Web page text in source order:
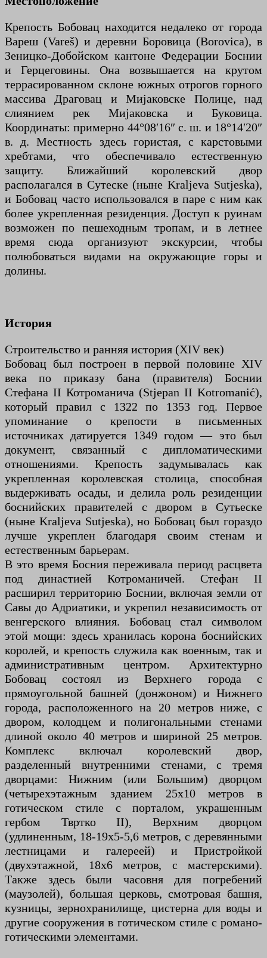
Крепость Бобовац находится недалеко от города
Вареш (Vareš) и деревни Боровица (Borovica), в
Зеницко-Добойском кантоне Федерации Боснии
и Герцеговины. Она возвышается на крутом
террасированном склоне южных отрогов горного
массива Драговац и Мијаковске Полице, над
слиянием рек Мијаковска и Буковица.
Координаты: примерно 44°08′16″ с. ш. и 18°14′20″
в. д. Местность здесь гористая, с карстовыми
хребтами, что обеспечивало естественную
защиту. Ближайший королевский двор
располагался в Сутеске (ныне Kraljeva Sutjeska),
и Бобовац часто использовался в паре с ним как
более укрепленная резиденция. Доступ к руинам
возможен по пешеходным тропам, и в летнее
время сюда организуют экскурсии, чтобы
полюбоваться видами на окружающие горы и
долины.
История
Строительство и ранняя история (XIV век)
Бобовац был построен в первой половине XIV
века по приказу бана (правителя) Боснии
Стефана II Котроманича (Stjepan II Kotromanić),
который правил с 1322 по 1353 год. Первое
упоминание о крепости в письменных
источниках датируется 1349 годом — это был
документ, связанный с дипломатическими
отношениями. Крепость задумывалась как
укрепленная королевская столица, способная
выдерживать осады, и делила роль резиденции
боснийских правителей с двором в Сутьеске
(ныне Kraljeva Sutjeska), но Бобовац был гораздо
лучше укреплен благодаря своим стенам и
естественным барьерам.
В это время Босния переживала период расцвета
под династией Котроманичей. Стефан II
расширил территорию Боснии, включая земли от
Савы до Адриатики, и укрепил независимость от
венгерского влияния. Бобовац стал символом
этой мощи: здесь хранилась корона боснийских
королей, и крепость служила как военным, так и
административным центром. Архитектурно
Бобовац состоял из Верхнего города с
прямоугольной башней (донжоном) и Нижнего
города, расположенного на 20 метров ниже, с
двором, колодцем и полигональными стенами
длиной около 40 метров и шириной 25 метров.
Комплекс включал королевский двор,
разделенный внутренними стенами, с тремя
дворцами: Нижним (или Большим) дворцом
(четырехэтажным зданием 25x10 метров в
готическом стиле с порталом, украшенным
гербом Твртко II), Верхним дворцом
(удлиненным, 18-19x5-5,6 метров, с деревянными
лестницами и галереей) и Пристройкой
(двухэтажной, 18x6 метров, с мастерскими).
Также здесь были часовня для погребений
(маузолей), большая церковь, смотровая башня,
кузницы, зернохранилище, цистерна для воды и
другие сооружения в готическом стиле с романо-
готическими элементами.